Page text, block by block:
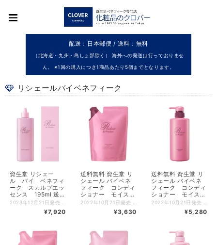
配送：日本郵便 / 送料：無料
（北海道・九州・島しょ部除く） 海外への発送は行っておりませ
ん。 ※1回の購入につき1商品あたり5個までとなります。
リシェールバイベネフィーク
資生堂 リシェー
ル バイ ベネフィ
ーク スカルプエッ
センス 195ml 送料
無料 （製品コード
¥7,920
送料無料 資生堂 リ
シェール バイベネ
フィーク コンディ
ショナー モイス
ト レフィル 詰め
コード136567）
¥3,630
送料無料 資生堂 リ
シェール バイベネ
フィーク コンディ
ショナー モイス
ト 本体 400g
¥5,280